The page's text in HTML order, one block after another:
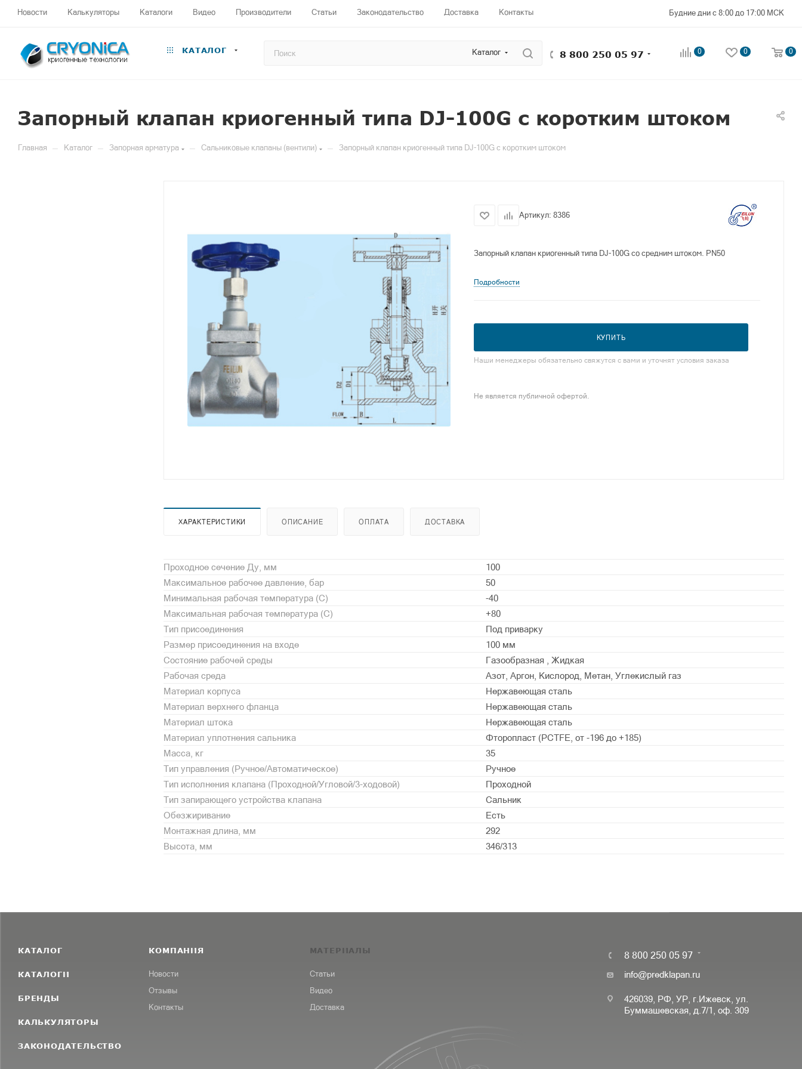
Новости Калькуляторы Каталоги Видео Производители Статьи Законодательство Доставка Контакты Будние дни с 8:00 до 17:00 МСК
КАТАЛОГ Каталог 8 800 250 05 97 0 0 0
Запорный клапан криогенный типа DJ-100G с коротким штоком
Главная — Каталог — Запорная арматура — Сальниковые клапаны (вентили) — Запорный клапан криогенный типа DJ-100G с коротким штоком
Артикул: 8386
Запорный клапан криогенный типа DJ-100G со средним штоком. PN50
Подробности
КУПИТЬ
Наши менеджеры обязательно свяжутся с вами и уточнят условия заказа
Не является публичной офертой.
ХАРАКТЕРИСТИКИ ОПИСАНИЕ ОПЛАТА ДОСТАВКА
Проходное сечение Ду, мм
100
Максимальное рабочее давление, бар
50
Минимальная рабочая температура (С)
-40
Максимальная рабочая температура (С)
+80
Тип присоединения
Под приварку
Размер присоединения на входе
100 мм
Состояние рабочей среды
Газообразная , Жидкая
Рабочая среда
Азот, Аргон, Кислород, Метан, Углекислый газ
Материал корпуса
Нержавеющая сталь
Материал верхнего фланца
Нержавеющая сталь
Материал штока
Нержавеющая сталь
Материал уплотнения сальника
Фторопласт (PСTFE, от -196 до +185)
Масса, кг
35
Тип управления (Ручное/Автоматическое)
Ручное
Тип исполнения клапана (Проходной/Угловой/3-ходовой)
Проходной
Тип запирающего устройства клапана
Сальник
Обезжиривание
Есть
Монтажная длина, мм
292
Высота, мм
346/313
КАТАЛОГ
КАТАЛОГИ
БРЕНДЫ
КАЛЬКУЛЯТОРЫ
ЗАКОНОДАТЕЛЬСТВО
КОМПАНИЯ
Новости
Отзывы
Контакты
МАТЕРИАЛЫ
Статьи
Видео
Доставка
8 800 250 05 97
info@predklapan.ru
426039, РФ, УР, г.Ижевск, ул.
Буммашевская, д.7/1, оф. 309